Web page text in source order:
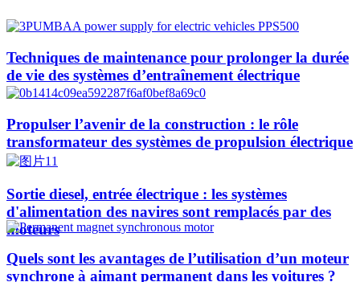
Techniques de maintenance pour prolonger la durée
de vie des systèmes d’entraînement électrique
Propulser l’avenir de la construction : le rôle
transformateur des systèmes de propulsion électrique
Sortie diesel, entrée électrique : les systèmes
d'alimentation des navires sont remplacés par des
moteurs
Quels sont les avantages de l’utilisation d’un moteur
synchrone à aimant permanent dans les voitures ?